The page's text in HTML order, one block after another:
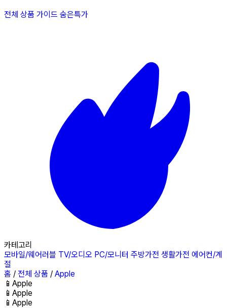
전체 상품 가이드 숨은특가
카테고리
모바일/웨어러블 TV/오디오 PC/모니터 주방가전 생활가전 에어컨/계
절
홈 / 전체 상품 / Apple
📱 Apple
📱 Apple
📱 Apple